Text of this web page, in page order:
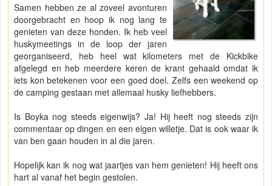
Samen hebben ze al zoveel avonturen
doorgebracht en hoop ik nog lang te
genieten van deze honden. Ik heb veel
huskymeetings in de loop der jaren
georganiseerd, heb heel wat kilometers met de Kickbike
afgelegd en heb meerdere keren de krant gehaald omdat ik
iets kon betekenen voor een goed doel. Zelfs een weekend op
de camping gestaan met allemaal husky liefhebbers.
Is Boyka nog steeds eigenwijs? Ja! Hij heeft nog steeds zijn
commentaar op dingen en een eigen willetje. Dat is ook waar ik
van ben gaan houden in al die jaren.
Hopelijk kan ik nog wat jaartjes van hem genieten! Hij heeft ons
hart al vanaf het begin gestolen.